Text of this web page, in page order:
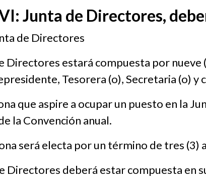
Junta de Directores,
de Directores
Directores estará compuesta por
Tesorera (o), Secretaria (o) y
que aspire a ocupar un puesto en la
la Convención anual.
será electa por un término de tres (3)
Directores deberá estar compuesta en